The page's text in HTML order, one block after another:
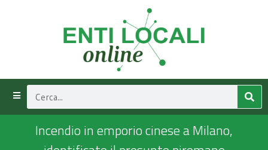
Incendio in emporio cinese a Milano,